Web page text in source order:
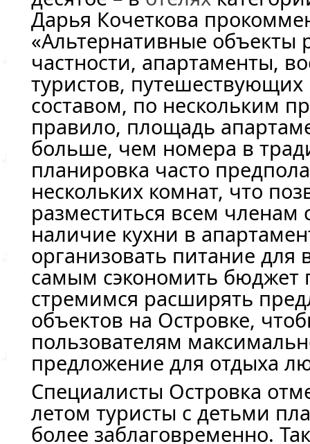
Дарья Кочеткова
«Альтернативные объекты
частности, апартаменты,
туристов,
составом, по нескольким
правило, площадь
больше, чем номера в
планировка часто
нескольких комнат, что
разместиться всем членам
наличие кухни в
организовать питание для
самым сэкономить бюджет
стремимся расширять
объектов на Островке,
пользователям
предложение для отдыха
Специалисты Островка
летом туристы с детьми
более заблаговременно.